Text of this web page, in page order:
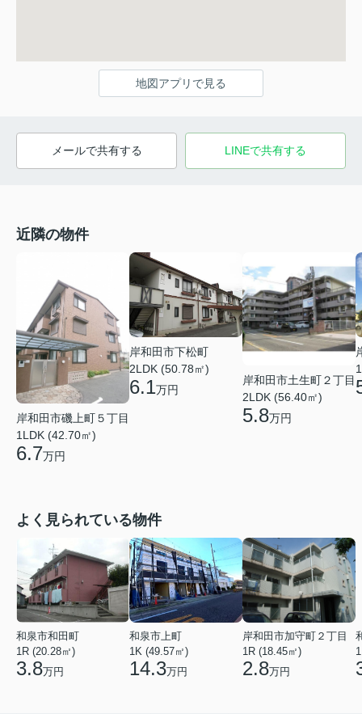
地図アプリで見る
メールで共有する LINEで共有する
近隣の物件
岸和田市磯上町５丁目
1LDK (42.70㎡)
6.7万円
岸和田市下松町
2LDK (50.78㎡)
6.1万円
岸和田市土生町２丁目
2LDK (56.40㎡)
5.8万円
よく見られている物件
和泉市和田町
1R (20.28㎡)
3.8万円
和泉市上町
1K (49.57㎡)
14.3万円
岸和田市加守町２丁目
1R (18.45㎡)
2.8万円